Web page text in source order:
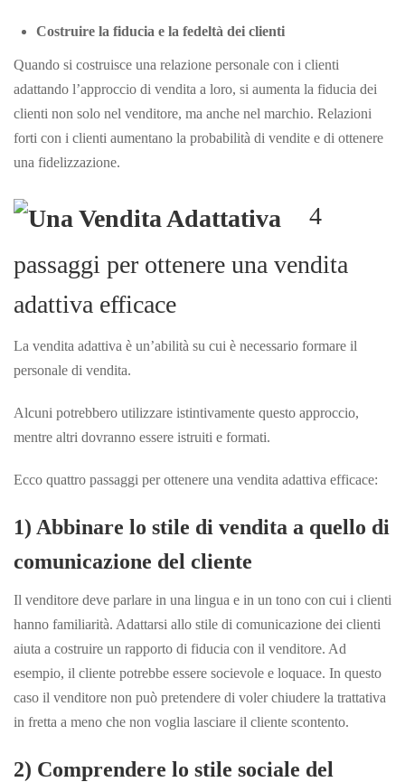
Costruire la fiducia e la fedeltà dei clienti
Quando si costruisce una relazione personale con i clienti
adattando l’approccio di vendita a loro, si aumenta la fiducia dei
clienti non solo nel venditore, ma anche nel marchio. Relazioni
forti con i clienti aumentano la probabilità di vendite e di ottenere
una fidelizzazione.
4
passaggi per ottenere una vendita
adattiva efficace
La vendita adattiva è un’abilità su cui è necessario formare il
personale di vendita.
Alcuni potrebbero utilizzare istintivamente questo approccio,
mentre altri dovranno essere istruiti e formati.
Ecco quattro passaggi per ottenere una vendita adattiva efficace:
1) Abbinare lo stile di vendita a quello di
comunicazione del cliente
Il venditore deve parlare in una lingua e in un tono con cui i clienti
hanno familiarità. Adattarsi allo stile di comunicazione dei clienti
aiuta a costruire un rapporto di fiducia con il venditore. Ad
esempio, il cliente potrebbe essere socievole e loquace. In questo
caso il venditore non può pretendere di voler chiudere la trattativa
in fretta a meno che non voglia lasciare il cliente scontento.
2) Comprendere lo stile sociale del